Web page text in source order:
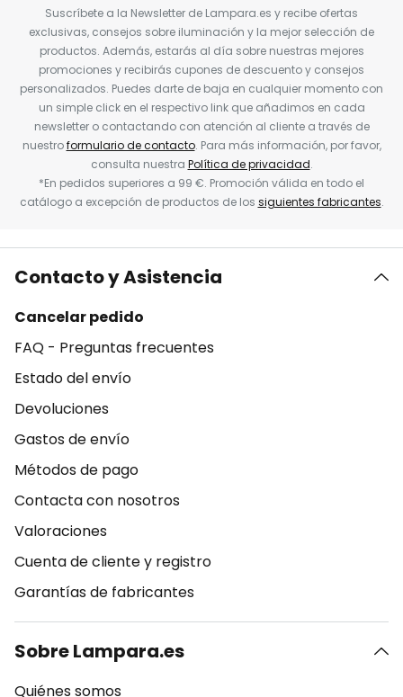
Suscríbete a la Newsletter de Lampara.es y recibe ofertas
exclusivas, consejos sobre iluminación y la mejor selección de
productos. Además, estarás al día sobre nuestras mejores
promociones y recibirás cupones de descuento y consejos
personalizados. Puedes darte de baja en cualquier momento con
un simple click en el respectivo link que añadimos en cada
newsletter o contactando con atención al cliente a través de
nuestroformulario de contacto. Para más información, por favor,
consulta nuestra Política de privacidad.
*En pedidos superiores a 99 €. Promoción válida en todo el
catálogo a excepción de productos de los siguientes fabricantes.
Contacto y Asistencia
Cancelar pedido
FAQ - Preguntas frecuentes
Estado del envío
Devoluciones
Gastos de envío
Métodos de pago
Contacta con nosotros
Valoraciones
Cuenta de cliente y registro
Garantías de fabricantes
Sobre Lampara.es
Quiénes somos